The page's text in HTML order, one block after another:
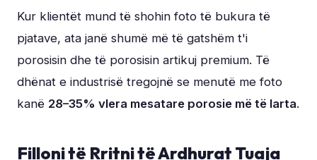
Kur klientët mund të shohin foto të bukura të
pjatave, ata janë shumë më të gatshëm t'i
porosisin dhe të porosisin artikuj premium. Të
dhënat e industrisë tregojnë se menutë me foto
kanë 28–35% vlera mesatare porosie më të larta.
Filloni të Rritni të Ardhurat Tuaja